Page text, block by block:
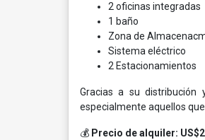
2 oficinas integradas
1 baño
Zona de
Sistema eléctrico
2 Estacionamientos
Gracias a su
especialmente aquellos
💰 Precio de alquiler: